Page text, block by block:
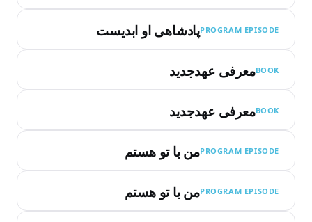
PROGRAM EPISODEپادشاهی او ابدیست
BOOKمعرفی عهدجدید
BOOKمعرفی عهدجدید
PROGRAM EPISODEمن با تو هستم
PROGRAM EPISODEمن با تو هستم